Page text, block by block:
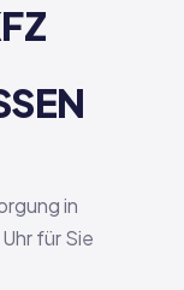
in
für Sie